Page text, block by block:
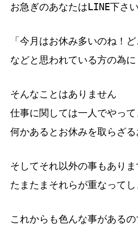
お急ぎのあなたはLINE下さい
「今月はお休み多いのね！ど
などと思われている方の為に
そんなことはありません
仕事に関しては一人でやっ
何かあるとお休みを取らざ
そしてそれ以外の事もあり
たまたまそれらが重なって
これからも色んな事がある